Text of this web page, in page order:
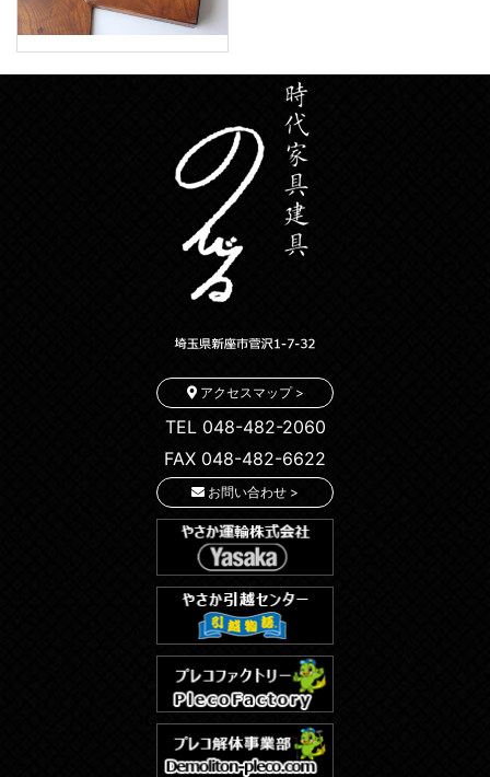
アクセスマップ >
TEL 048-482-2060
FAX 048-482-6622
お問い合わせ >